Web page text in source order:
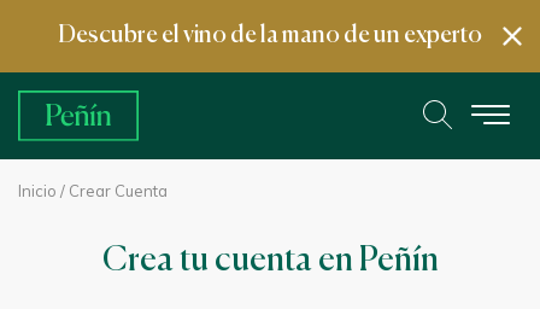
Descubre el vino de la mano de un experto
Inicio / Crear Cuenta
Crea tu cuenta en Peñín